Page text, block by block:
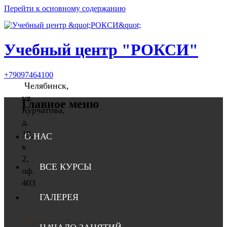
Перейти к основному содержанию
Учебный центр "РОКСИ"
+79097464100
Челябинск,
ул.
Курчатова,
д.
19,
к
2,
оф.
403
Главное меню
О НАС
ВСЕ КУРСЫ
ГАЛЕРЕЯ